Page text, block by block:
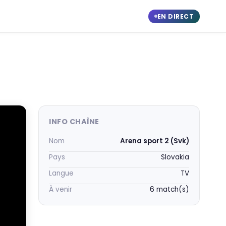
EN DIRECT
INFO CHAÎNE
Nom
Arena sport 2 (Svk)
Pays
Slovakia
Langue
TV
À venir
6 match(s)